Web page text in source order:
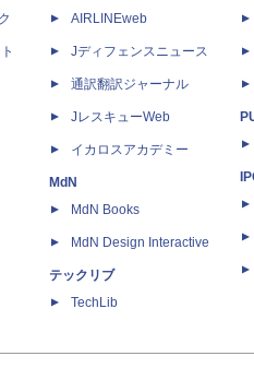
AIRLINEweb
Jディフェンスニュース
通訳翻訳ジャーナル
JレスキューWeb
イカロスアカデミー
MdN
MdN Books
MdN Design Interactive
テックリブ
TechLib